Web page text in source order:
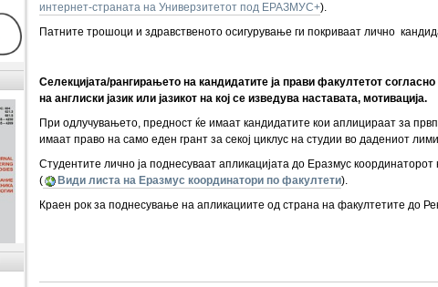
интернет-страната на Универзитетот под ЕРАЗМУС+).
Патните трошоци и здравственото осигурување ги покриваат лично
Селекцијата/рангирањето на кандидатите ја прави факултетот
на англиски јазик или јазикот на кој се изведува наставата, мотивација.
При одлучувањето, предност ќе имаат кандидатите кои аплицираат за
имаат право на само еден грант за секој циклус на студии во дадениот
Студентите лично ја поднесуваат апликацијата до Еразмус
(
Види листа на Еразмус координатори по факултети).
Краен рок за поднесување на апликациите од страна на факултетите до